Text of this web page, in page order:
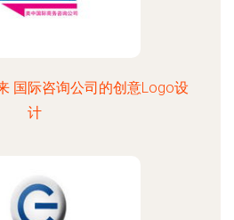
国际咨询公司的创意Logo设
计